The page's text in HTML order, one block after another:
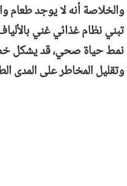
والخلاصة أنه لا يوجد طعام
تبني نظام غذائي غني
نمط حياة صحي، قد يشكل خط
وتقليل المخاطر على المدى